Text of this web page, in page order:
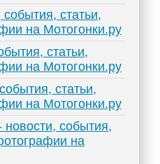
статьи,
на Мотогонки.ру
статьи,
на Мотогонки.ру
статьи,
на Мотогонки.ру
новости, события,
на